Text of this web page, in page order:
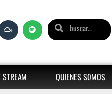
STREAM QUIENES SOMOS